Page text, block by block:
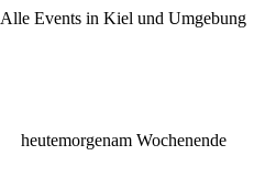
Alle Events in Kiel und Umgebung
heutemorgenam Wochenende